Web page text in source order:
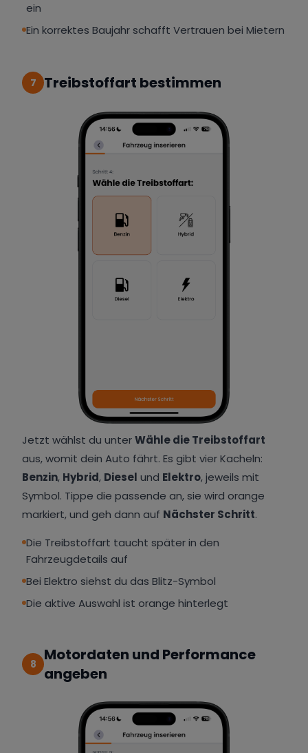
ein
Ein korrektes Baujahr schafft Vertrauen bei Mietern
7 Treibstoffart bestimmen
Jetzt wählst du unterWähle die Treibstoffart
aus, womit dein Auto fährt. Es gibt vier Kacheln:
Benzin, Hybrid, Diesel und Elektro, jeweils mit
Symbol. Tippe die passende an, sie wird orange
markiert, und geh dann auf Nächster Schritt.
Die Treibstoffart taucht später in den
Fahrzeugdetails auf
Bei Elektro siehst du das Blitz-Symbol
Die aktive Auswahl ist orange hinterlegt
8
Motordaten und Performance
angeben